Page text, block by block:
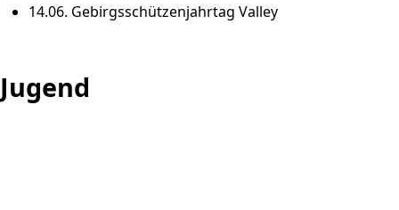
14.06. Gebirgsschützenjahrtag Valley
Jugend